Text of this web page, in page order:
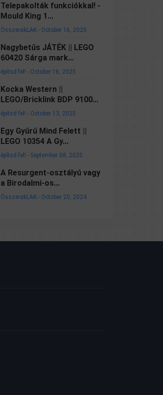
Telepakolták funkciókkal! -
Mould King 1...
ÖsszerakLAK - October 16, 2025
Nagybetűs JÁTÉK || LEGO
60420 Sárga mark...
építsd fel! - October 16, 2025
Kocka Western ||
LEGO/Bricklink BDP 9100...
építsd fel! - October 13, 2025
Egy Gyűrű Mind Felett ||
LEGO 10354 A Gy...
építsd fel! - September 08, 2025
A Resurgent-osztályú vagy
a Birodalmi-os...
ÖsszerakLAK - October 20, 2024